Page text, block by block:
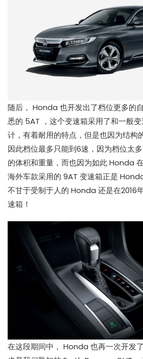
随后， Honda 也开发出了档位更多的
悉的 5AT ，这个变速箱采用了和一般
计，有着耐用的特点，但是也因为结构
因此档位最多只能到6速，因为档位太
的体积和重量，而也因为如此 Honda
海外车款采用的 9AT 变速箱正是
不甘于受制于人的 Honda 还是在2016
速箱！
在这段期间中， Honda 也再一次开发